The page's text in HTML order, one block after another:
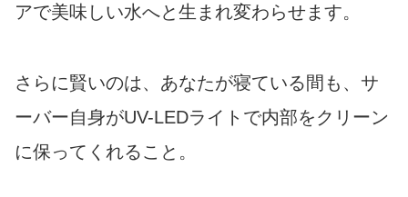
アで美味しい水へと生まれ変わらせます。
さらに賢いのは、あなたが寝ている間も、サ
ーバー自身がUV-LEDライトで内部をクリーン
に保ってくれること。